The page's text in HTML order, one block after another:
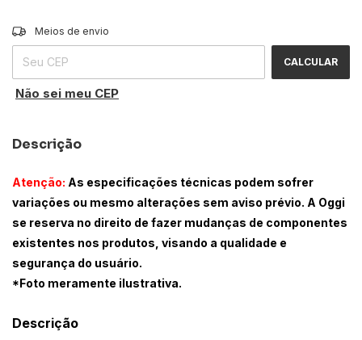
Entregas para o CEP:
Meios de envio
CALCULAR
Não sei meu CEP
Descrição
Atenção: As especificações técnicas podem sofrer
variações ou mesmo alterações sem aviso prévio. A Oggi
se reserva no direito de fazer mudanças de componentes
existentes nos produtos, visando a qualidade e
segurança do usuário.
*Foto meramente ilustrativa.
Descrição